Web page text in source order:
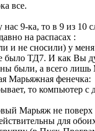
все.
нас 9-ка, то в 9 из
на распасах :
и не сносили) у
было ТД7. И как Вы
были, а всего
Марьяжная фенечка:
то компьютер
Марьяж не
для